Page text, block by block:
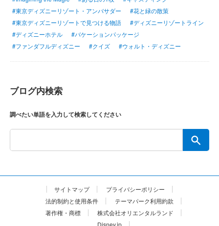
#東京ディズニーリゾート・アンバサダー
#花と緑の散策
#東京ディズニーリゾートで見つける物語
#ディズニーリゾートライン
#ディズニーホテル
#バケーションパッケージ
#ファンダフルディズニー
#クイズ #ウォルト・ディズニー
ブログ内検索
調べたい単語を入力して検索してください
サイトマップ
プライバシーポリシー
法的制約と使用条件
テーマパーク利用約款
著作権・商標
株式会社オリエンタルランド
Disney.jp